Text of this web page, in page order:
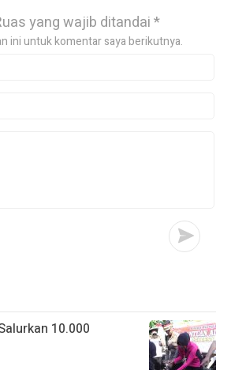
yang wajib ditandai*
ini untuk komentar saya berikutnya.
10.000